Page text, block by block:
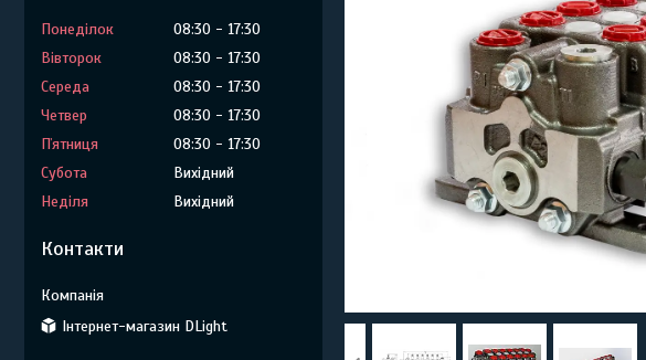
Понеділок 08:30
17:30
Вівторок
08:30
17:30
Середа
08:30
17:30
Четвер
08:30
17:30
Пʼятниця
08:30
17:30
Субота
Вихідний
Неділя
Вихідний
Контакти
Інтернет-магазин DLight